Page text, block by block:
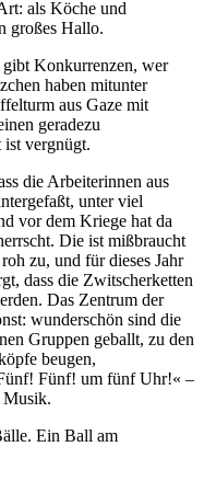
als Köche und
großes Hallo.
gibt Konkurrenzen, wer
haben mitunter
aus Gaze mit
geradezu
vergnügt.
die Arbeiterinnen aus
unter viel
vor dem Kriege hat da
Die ist mißbraucht
zu, und für dieses Jahr
dass die Zwitscherketten
Das Zentrum der
wunderschön sind die
Gruppen geballt, zu den
beugen,
Fünf! um fünf Uhr!« –
Musik.
Ein Ball am